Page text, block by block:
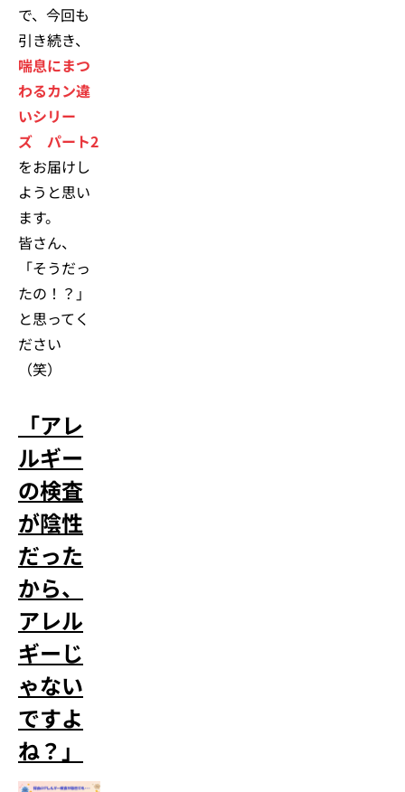
で、今回も
引き続き、
喘息にまつ
わるカン違
いシリー
ズ パート2
をお届けし
ようと思い
ます。
皆さん、
「そうだっ
たの！？」
と思ってく
ださい
（笑）
「アレ
ルギー
の検査
が陰性
だった
から、
アレル
ギーじ
ゃない
ですよ
ね？」